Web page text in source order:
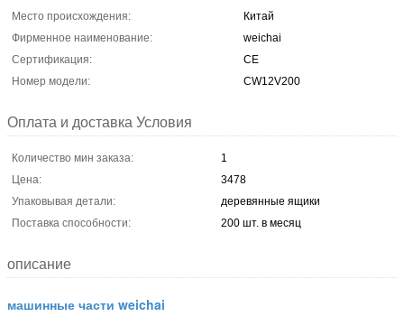
Место происхождения:
Китай
Фирменное наименование:
weichai
Сертификация:
CE
Номер модели:
CW12V200
Оплата и доставка Условия
Количество мин заказа:
1
Цена:
3478
Упаковывая детали:
деревянные ящики
Поставка способности:
200 шт. в месяц
описание
машинные части weichai